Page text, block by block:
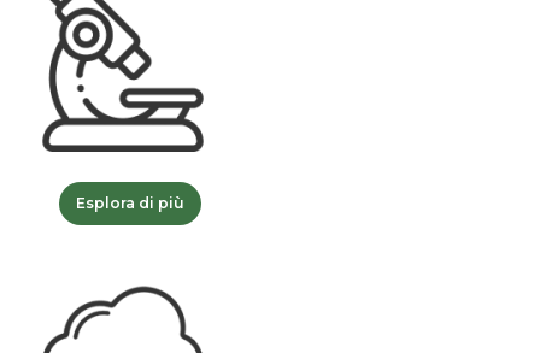
Esplora di più